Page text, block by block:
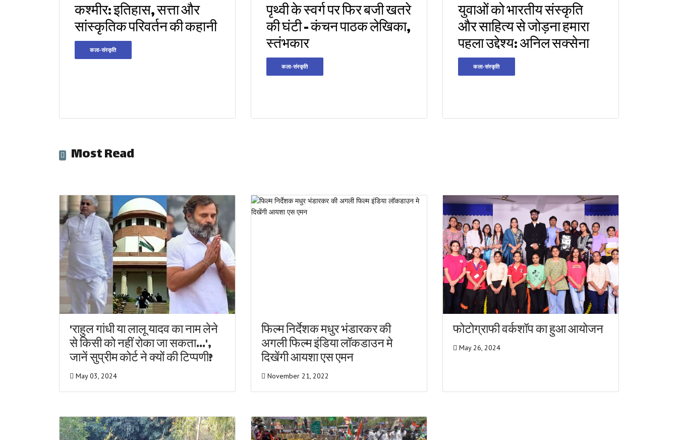
कश्मीर: इतिहास, सत्ता और
सांस्कृतिक परिवर्तन की कहानी
कला-संस्कृति
पृथ्वी के स्वर्ग पर फिर बजी खतरे
की घंटी - कंचन पाठक लेखिका,
स्तंभकार
कला-संस्कृति
युवाओं को भारतीय संस्कृति
और साहित्य से जोड़ना हमारा
पहला उद्देश्य: अनिल सक्सेना
कला-संस्कृति
Most Read
'राहुल गांधी या लालू यादव का नाम लेने
से किसी को नहीं रोका जा सकता...',
जानें सुप्रीम कोर्ट ने क्यों की टिप्पणी?
May 03, 2024
फिल्म निर्देशक मधुर भंडारकर की
अगली फिल्म इंडिया लॉकडाउन मे
दिखेंगी आयशा एस एमन
November 21, 2022
फोटोग्राफी वर्कशॉप का हुआ आयोजन
May 26, 2024